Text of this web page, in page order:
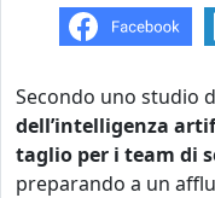
Secondo uno studio
dell’intelligenza
taglio per i team di
preparando a un